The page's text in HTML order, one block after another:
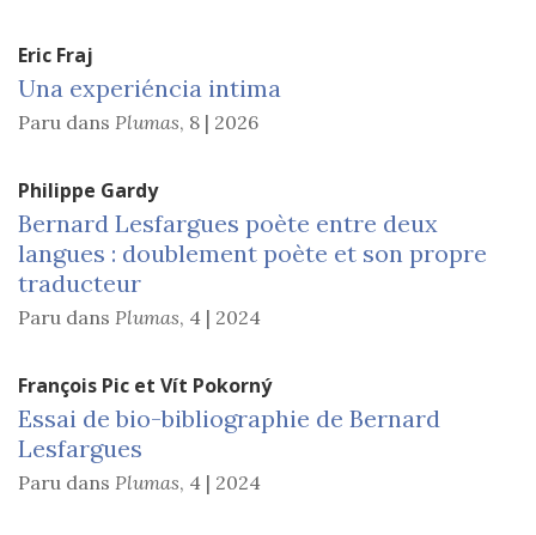
Eric Fraj
Una experiéncia intima
Paru dans Plumas, 8 | 2026
Philippe Gardy
Bernard Lesfargues poète entre deux
langues : doublement poète et son propre
traducteur
Paru dans Plumas, 4 | 2024
François Pic et Vít Pokorný
Essai de bio-bibliographie de Bernard
Lesfargues
Paru dans Plumas, 4 | 2024